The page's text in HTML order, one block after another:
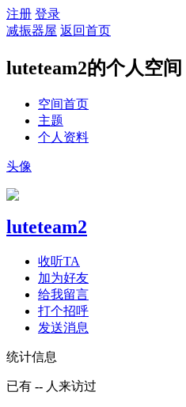
注册 登录
减振器屋 返回首页
luteteam2的个人空间
空间首页
主题
个人资料
头像
luteteam2
收听TA
加为好友
给我留言
打个招呼
发送消息
统计信息
已有 -- 人来访过